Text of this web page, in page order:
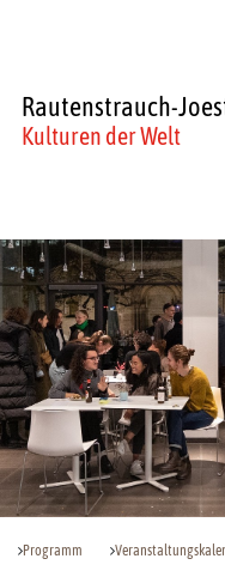
Rautenstrauch-
Kulturen der Welt
Programm